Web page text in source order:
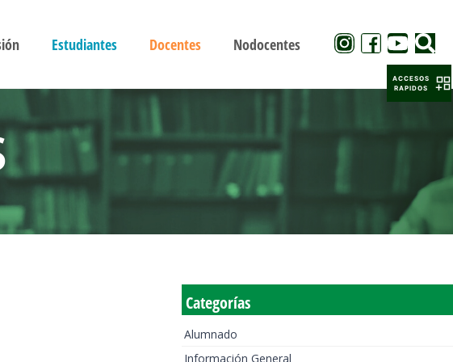
Estudiantes Docentes Nodocentes
Categorías
Alumnado
Información General
ACCESOS
RAPIDOS